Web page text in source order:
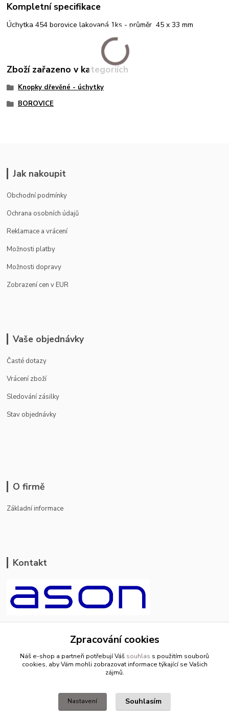
Kompletní specifikace
Úchytka 454 borovice lakovaná 1ks - průměr 45 x 33 mm
Zboží zařazeno v kategoriích
Knopky dřevěné - úchytky
BOROVICE
Jak nakoupit
Obchodní podmínky
Ochrana osobních údajů
Reklamace a vrácení
Možnosti platby
Možnosti dopravy
Zobrazení cen v EUR
Vaše objednávky
Časté dotazy
Vrácení zboží
Sledování zásilky
Stav objednávky
O firmě
Základní informace
Kontakt
+420 799 500 769
pracovní dny 8-11hod.,13-15hod.
Zpracování cookies
Náš e-shop a partneři potřebují Váš souhlas s použitím souborů
cookies, aby Vám mohli zobrazovat informace týkající se Vašich
zájmů.
Nastavení Souhlasím